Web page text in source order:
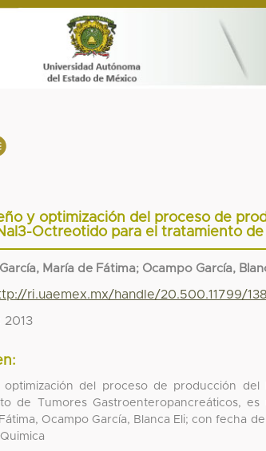
y optimización del proceso de
Octreotido para el tratamiento
María de Fátima; Ocampo García,
ri.uaemex.mx/handle/20.500.11799/
2013
del proceso de producción del
de Tumores Gastroenteropancreáticos,
Ocampo García, Blanca Eli; con fecha